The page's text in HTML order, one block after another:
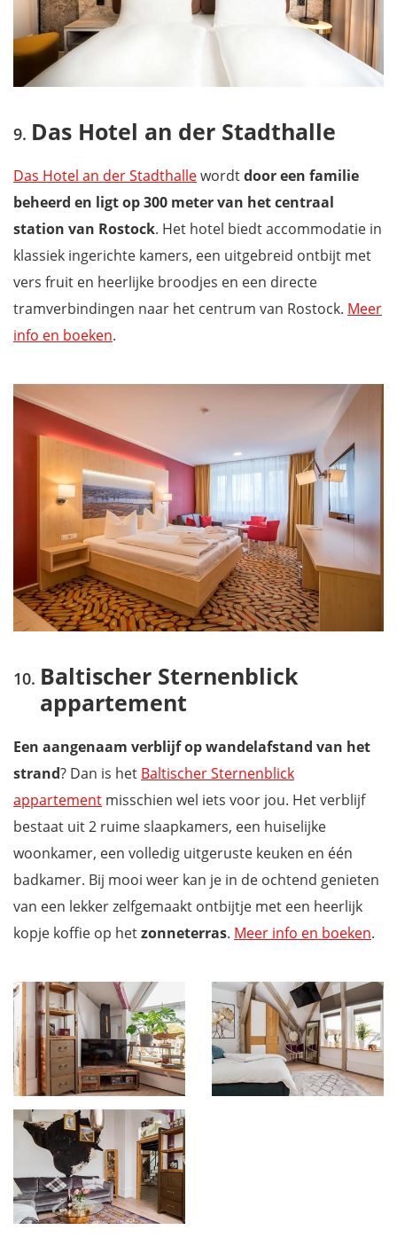
Das Hotel an der Stadthalle
Das Hotel an der Stadthallewordtdoor een familie
beheerd en ligt op 300 meter van het centraal
station van Rostock. Het hotel biedt accommodatie in
klassiek ingerichte kamers, een uitgebreid ontbijt met
vers fruit en heerlijke broodjes en een directe
tramverbindingen naar het centrum van Rostock. Meer
info en boeken.
Baltischer Sternenblick
appartement
Een aangenaam verblijf op wandelafstand van het
strand? Dan is het Baltischer Sternenblick
appartement misschien wel iets voor jou. Het verblijf
bestaat uit 2 ruime slaapkamers, een huiselijke
woonkamer, een volledig uitgeruste keuken en één
badkamer. Bij mooi weer kan je in de ochtend genieten
van een lekker zelfgemaakt ontbijtje met een heerlijk
kopje koffie op hetzonneterras. Meer info en boeken.